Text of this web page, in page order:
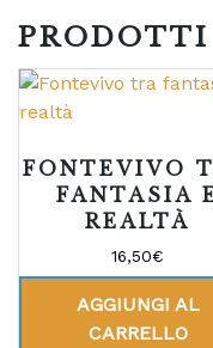
FONTEVIVO
FANTASIA
REALTÀ
16,50€
AGGIUNGI AL
CARRELLO